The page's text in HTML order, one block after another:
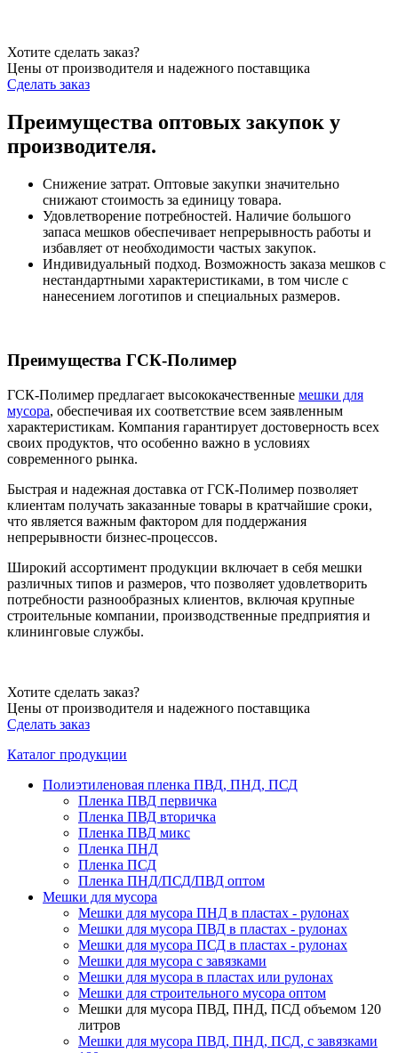
Хотите сделать заказ?
Цены от производителя и надежного поставщика
Сделать заказ
Преимущества оптовых закупок у
производителя.
Снижение затрат. Оптовые закупки значительно
снижают стоимость за единицу товара.
Удовлетворение потребностей. Наличие большого
запаса мешков обеспечивает непрерывность работы и
избавляет от необходимости частых закупок.
Индивидуальный подход. Возможность заказа мешков с
нестандартными характеристиками, в том числе с
нанесением логотипов и специальных размеров.
Преимущества ГСК-Полимер
ГСК-Полимер предлагает высококачественные мешки для
мусора, обеспечивая их соответствие всем заявленным
характеристикам. Компания гарантирует достоверность всех
своих продуктов, что особенно важно в условиях
современного рынка.
Быстрая и надежная доставка от ГСК-Полимер позволяет
клиентам получать заказанные товары в кратчайшие сроки,
что является важным фактором для поддержания
непрерывности бизнес-процессов.
Широкий ассортимент продукции включает в себя мешки
различных типов и размеров, что позволяет удовлетворить
потребности разнообразных клиентов, включая крупные
строительные компании, производственные предприятия и
клининговые службы.
Хотите сделать заказ?
Цены от производителя и надежного поставщика
Сделать заказ
Каталог продукции
Полиэтиленовая пленка ПВД, ПНД, ПСД
Пленка ПВД первичка
Пленка ПВД вторичка
Пленка ПВД микс
Пленка ПНД
Пленка ПСД
Пленка ПНД/ПСД/ПВД оптом
Мешки для мусора
Мешки для мусора ПНД в пластах - рулонах
Мешки для мусора ПВД в пластах - рулонах
Мешки для мусора ПСД в пластах - рулонах
Мешки для мусора с завязками
Мешки для мусора в пластах или рулонах
Мешки для строительного мусора оптом
Мешки для мусора ПВД, ПНД, ПСД объемом 120
литров
Мешки для мусора ПВД, ПНД, ПСД, с завязками